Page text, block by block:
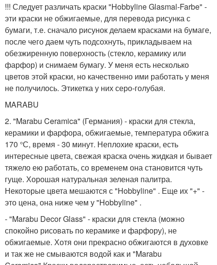
!!! Следует различать краски "Hobbyline Glasmal-Farbe" -
эти краски не обжигаемые, для перевода рисунка с
бумаги, т.е. сначало рисунок делаем красками на бумаге,
после чего даем чуть подсохнуть, прикладываем на
обезжиренную поверхность (стекло, керамику или
фарфор) и снимаем бумагу. У меня есть несколько
цветов этой краски, но качественно ими работать у меня
не получилось. Этикетка у них серо-голубая.
MARABU
2. "Marabu Ceramica" (Германия) - краски для стекла,
керамики и фарфора, обжигаемые, температура обжига
170 °С, время - 30 минут. Неплохие краски, есть
интересные цвета, свежая краска очень жидкая и бывает
тяжело ею работать, со временем она становится чуть
гуще. Хорошая натуральная зеленая палитра.
Некоторые цвета мешаются с "Hobbyline" . Еще их "+" -
это цена, она ниже чем у "Hobbyline" .
- "Marabu Decor Glass" - краски для стекла (можно
спокойно рисовать по керамике и фарфору), не
обжигаемые. Хотя они прекрасно обжигаются в духовке
и так же не смываются водой как и "Marabu